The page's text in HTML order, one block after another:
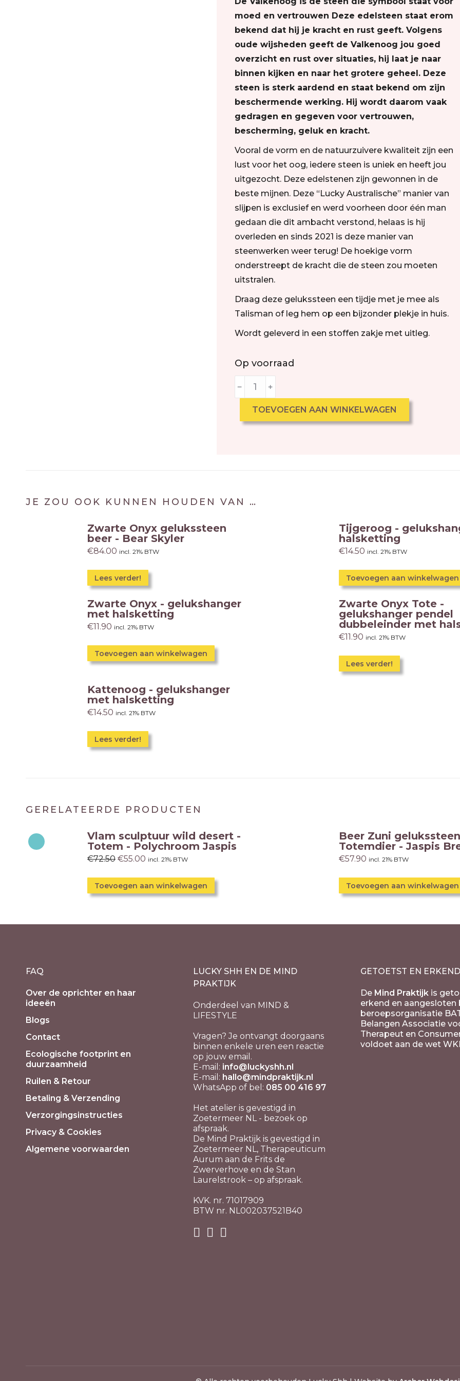
moed en vertrouwen Deze edelsteen staat erom
bekend dat hij je kracht en rust geeft. Volgens
oude wijsheden geeft de Valkenoog jou goed
overzicht en rust over situaties, hij laat je naar
binnen kijken en naar het grotere geheel. Deze
steen is sterk aardend en staat bekend om zijn
beschermende werking. Hij wordt daarom vaak
gedragen en gegeven voor vertrouwen,
bescherming, geluk en kracht.
Vooral de vorm en de natuurzuivere kwaliteit zijn een
lust voor het oog, iedere steen is uniek en heeft jou
uitgezocht. Deze edelstenen zijn gewonnen in de
beste mijnen. Deze “Lucky Australische” manier van
slijpen is exclusief en werd voorheen door één man
gedaan die dit ambacht verstond, helaas is hij
overleden en sinds 2021 is deze manier van
steenwerken weer terug! De hoekige vorm
onderstreept de kracht die de steen zou moeten
uitstralen.
Draag deze gelukssteen een tijdje met je mee als
Talisman of leg hem op een bijzonder plekje in huis.
Wordt geleverd in een stoffen zakje met uitleg.
Op voorraad
﹣ ﹢
TOEVOEGEN AAN WINKELWAGEN
JE ZOU OOK KUNNEN HOUDEN VAN …
Zwarte Onyx gelukssteen
beer - Bear Skyler
€84.00 incl. 21% BTW
Lees verder!
Tijgeroog -
halsketting
€14.50 incl. 21% BTW
Toevoegen aan winkelwagen
Zwarte Onyx - gelukshanger
met halsketting
€11.90 incl. 21% BTW
Toevoegen aan winkelwagen
Zwarte Onyx Tote -
gelukshanger pendel
dubbeleinder met
€11.90 incl. 21% BTW
Lees verder!
Kattenoog - gelukshanger
met halsketting
€14.50 incl. 21% BTW
Lees verder!
GERELATEERDE PRODUCTEN
Vlam sculptuur wild desert -
Totem - Polychroom Jaspis
€72.50 €55.00 incl. 21% BTW
Toevoegen aan winkelwagen
Beer Zuni
Totemdier - Jaspis
€57.90 incl. 21% BTW
Toevoegen aan winkelwagen
FAQ
Over de oprichter en haar
ideeën
Blogs
Contact
Ecologische footprint en
duurzaamheid
Ruilen & Retour
Betaling & Verzending
Verzorgingsinstructies
Privacy & Cookies
Algemene voorwaarden
LUCKY SHH EN DE MIND
PRAKTIJK
Onderdeel van MIND &
LIFESTYLE
Vragen? Je ontvangt doorgaans
binnen enkele uren een reactie
op jouw email.
E-mail: info@luckyshh.nl
E-mail: hallo@mindpraktijk.nl
WhatsApp of bel: 085 00 416 97
Het atelier is gevestigd in
Zoetermeer NL - bezoek op
afspraak.
De Mind Praktijk is gevestigd in
Zoetermeer NL, Therapeuticum
Aurum aan de Frits de
Zwerverhove en de Stan
Laurelstrook – op afspraak.
KVK. nr. 71017909
BTW nr. NL002037521B40
GETOETST EN ERKEND
De Mind Praktijk is
erkend en aangesloten
beroepsorganisatie
Belangen Associatie
Therapeut en
voldoet aan de wet